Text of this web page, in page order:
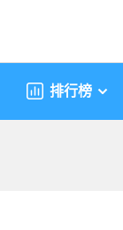
排行榜